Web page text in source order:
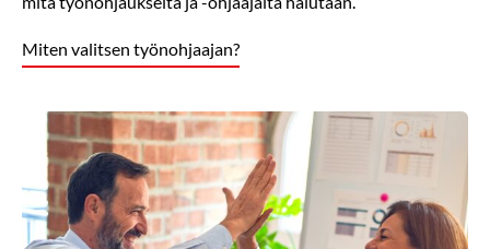
Miten valitsen työnohjaajan?